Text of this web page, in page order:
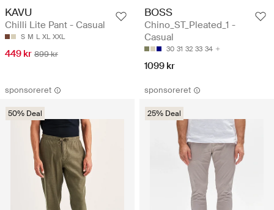
KAVU
Chilli Lite Pant - Casual
S M L XL XXL
449 kr 899 kr
BOSS
Chino_ST_Pleated_1 -
Casual
30 31 32 33 34
1099 kr
sponsoreret
50% Deal
sponsoreret
25% Deal